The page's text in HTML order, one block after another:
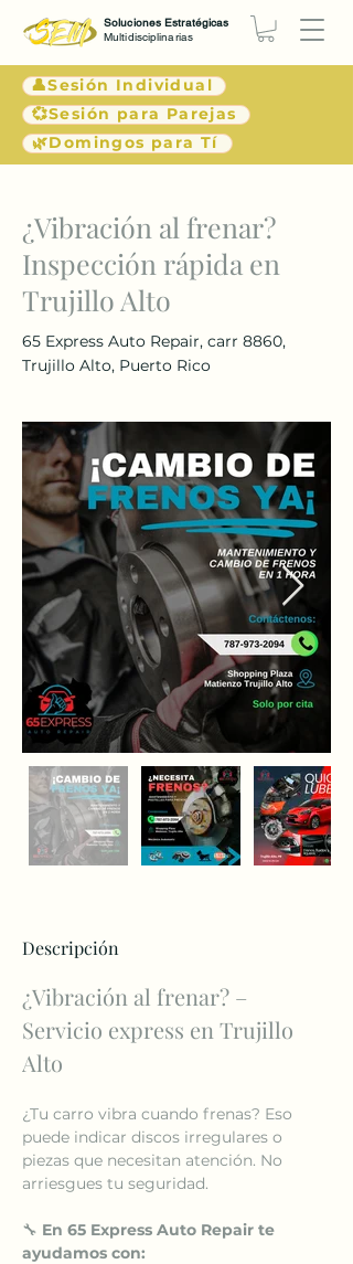
👤Sesión Individual
💞Sesión para Parejas
🌿Domingos para Tí
Soluciones Estratégicas
Multidisciplinarias
< Atrás
¿Vibración al frenar?
Inspección rápida en
Trujillo Alto
65 Express Auto Repair, carr 8860,
Trujillo Alto, Puerto Rico
Descripción
¿Vibración al frenar? –
Servicio express en Trujillo
Alto
¿Tu carro vibra cuando frenas? Eso
puede indicar discos irregulares o
piezas que necesitan atención. No
arriesgues tu seguridad.
🔧 En 65 Express Auto Repair te
ayudamos con: